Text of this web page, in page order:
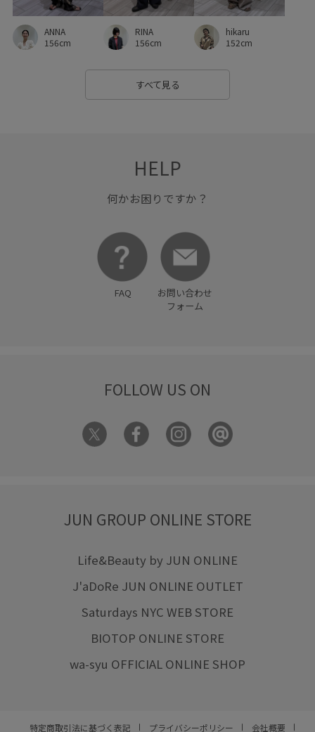
ANNA
156cm
RINA
156cm
hikaru
152cm
すべて見る
HELP
何かお困りですか？
FAQ
お問い合わせ
フォーム
FOLLOW US ON
JUN GROUP ONLINE STORE
Life&Beauty by JUN ONLINE
J'aDoRe JUN ONLINE OUTLET
Saturdays NYC WEB STORE
BIOTOP ONLINE STORE
wa-syu OFFICIAL ONLINE SHOP
特定商取引法に基づく表記 プライバシーポリシー 会社概要